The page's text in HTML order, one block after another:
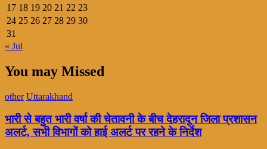
17 18 19 20 21 22 23
24 25 26 27 28 29 30
31
« Jul
You may Missed
other Uttarakhand
भारी से बहुत भारी वर्षा की चेतावनी के बीच देहरादून जिला प्रशासन
अलर्ट, सभी विभागों को हाई अलर्ट पर रहने के निर्देश